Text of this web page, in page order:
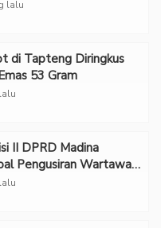
di Bromo
lalu
di Tapteng Diringkus
53 Gram
II DPRD Madina
Pengusiran Wartawan